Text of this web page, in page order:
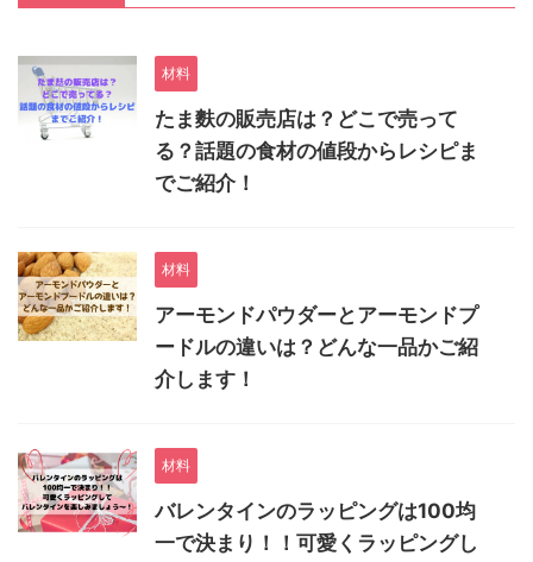
材料
たま麩の販売店は？どこで売って
る？話題の食材の値段からレシピま
でご紹介！
材料
アーモンドパウダーとアーモンドプ
ードルの違いは？どんな一品かご紹
介します！
材料
バレンタインのラッピングは100均
一で決まり！！可愛くラッピングし